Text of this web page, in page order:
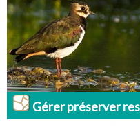
Gérer préserver